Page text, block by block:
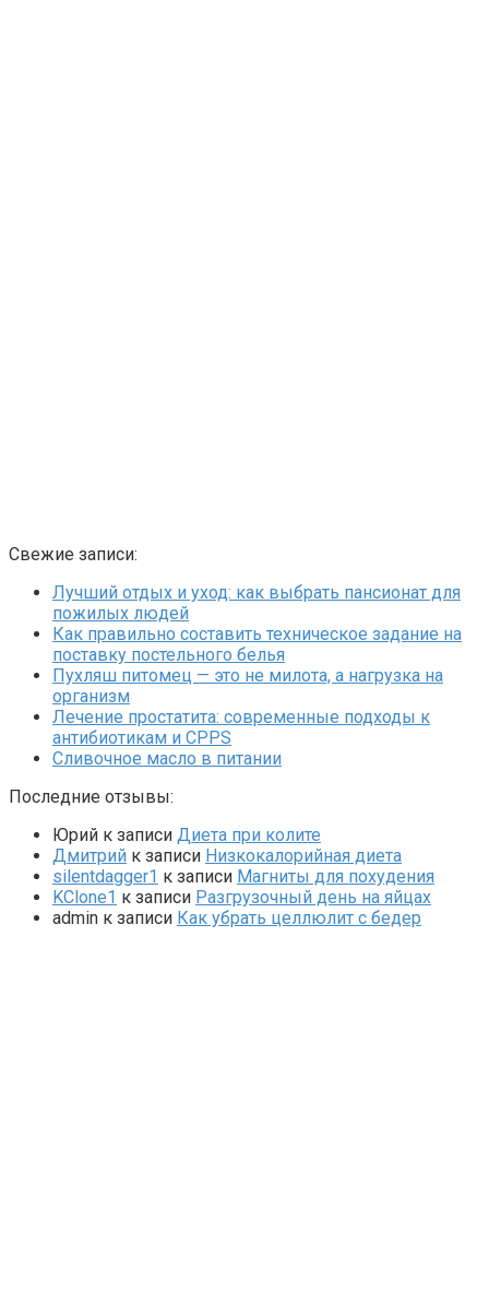
Свежие записи:
Лучший отдых и уход: как выбрать пансионат для
пожилых людей
Как правильно составить техническое задание на
поставку постельного белья
Пухляш питомец — это не милота, а нагрузка на
организм
Лечение простатита: современные подходы к
антибиотикам и CPPS
Сливочное масло в питании
Последние отзывы:
Юрий к записи Диета при колите
Дмитрий к записи Низкокалорийная диета
silentdagger1 к записи Магниты для похудения
KClone1 к записи Разгрузочный день на яйцах
admin к записи Как убрать целлюлит с бедер